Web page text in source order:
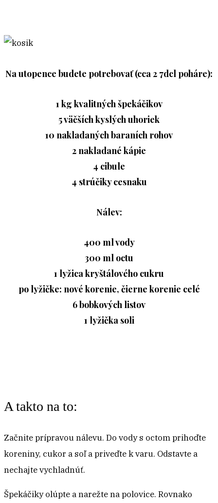
Na utopence budete potrebovať (cca 2 7dcl poháre):
1 kg kvalitných špekáčikov
5 väčších kyslých uhoriek
10 nakladaných baraních rohov
2 nakladané kápie
4 cibule
4 strúčiky cesnaku
Nálev:
400 ml vody
300 ml octu
1 lyžica kryštálového cukru
po lyžičke: nové korenie, čierne korenie celé
6 bobkových listov
1 lyžička soli
A takto na to:
Začnite prípravou nálevu. Do vody s octom prihoďte
koreniny, cukor a soľ a priveďte k varu. Odstavte a
nechajte vychladnúť.
Špekáčiky olúpte a narežte na polovice. Rovnako